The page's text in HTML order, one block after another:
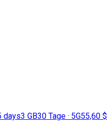
days3 GB30 Tage · 5G55,60 $